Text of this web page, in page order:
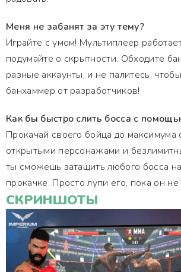
Меня не забанят за эту тему?
Играйте с умом! Мультиплеер
подумайте о скрытности. Обходите
разные аккаунты, и не палитесь,
банхаммер от разработчиков!
Как бы быстро слить босса с
Прокачай своего бойца до максимума
открытыми персонажами и
ты сможешь затащить любого босса
прокачке. Просто лупи его, пока он не
СКРИНШОТЫ